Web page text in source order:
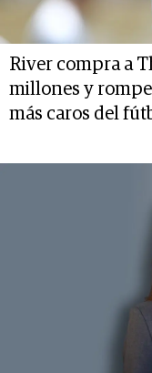
River compra a
millones y
más caros del